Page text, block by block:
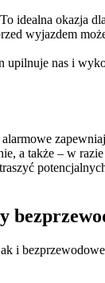
idealna okazja
wyjazdem
upilnuje nas i
a także – w
i